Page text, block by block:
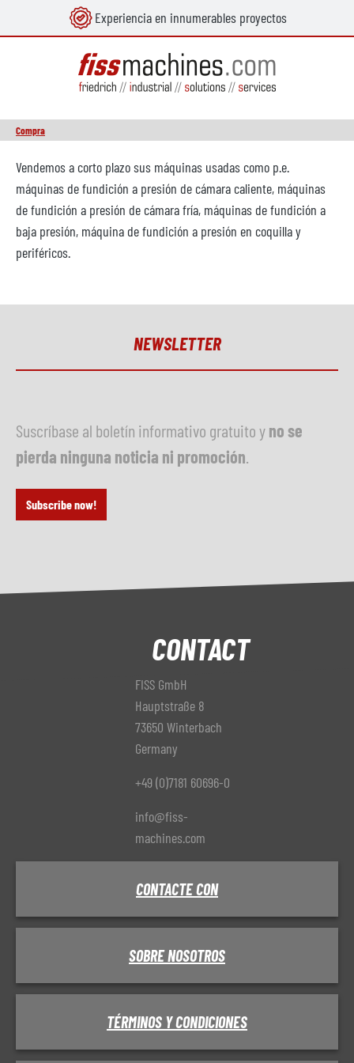
principal Experiencia en innumerables proyectos
Compra
Vendemos a corto plazo sus máquinas usadas como p.e.
máquinas de fundición a presión de cámara caliente, máquinas
de fundición a presión de cámara fría, máquinas de fundición a
baja presión, máquina de fundición a presión en coquilla y
periféricos.
NEWSLETTER
Suscríbase al boletín informativo gratuito yno se
pierda ninguna noticia ni promoción
Subscribe now!
CONTACT
FISS GmbH
Hauptstraße 8
73650 Winterbach
Germany
+49 (0)7181 60696-0
info@fiss-
machines.com
CONTACTE CON
SOBRE NOSOTROS
TÉRMINOS Y CONDICIONES